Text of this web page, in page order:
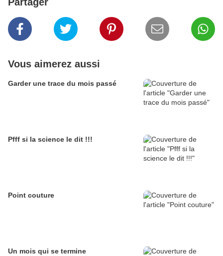
Vous aimerez aussi
Garder une trace du mois passé
Pfff si la science le dit !!!
Point couture
Un mois qui se termine